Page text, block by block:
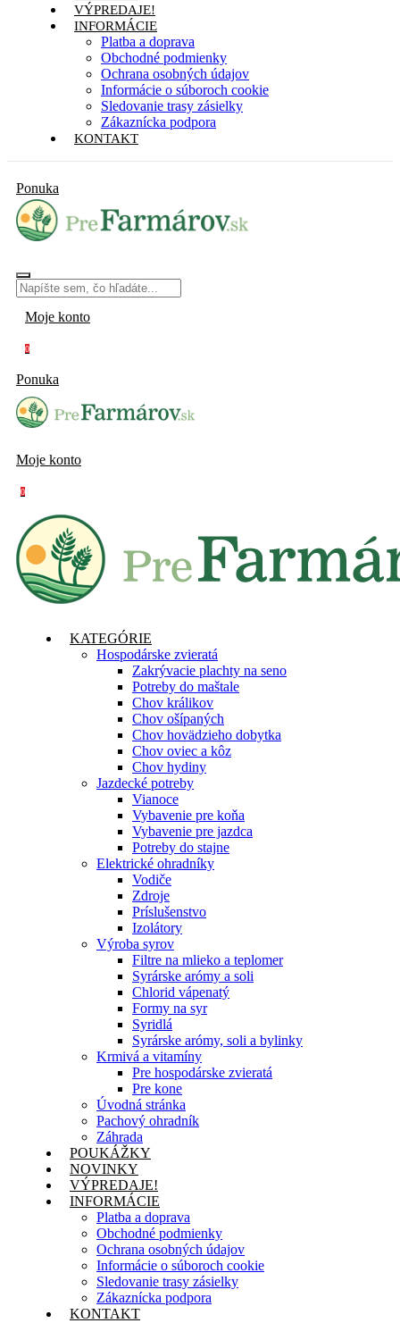
VÝPREDAJE!
INFORMÁCIE
Platba a doprava
Obchodné podmienky
Ochrana osobných údajov
Informácie o súboroch cookie
Sledovanie trasy zásielky
Zákaznícka podpora
KONTAKT
Ponuka
Moje konto
0
Ponuka
Moje konto
0
KATEGÓRIE
Hospodárske zvieratá
Zakrývacie plachty na seno
Potreby do maštale
Chov králikov
Chov ošípaných
Chov hovädzieho dobytka
Chov oviec a kôz
Chov hydiny
Jazdecké potreby
Vianoce
Vybavenie pre koňa
Vybavenie pre jazdca
Potreby do stajne
Elektrické ohradníky
Vodiče
Zdroje
Príslušenstvo
Izolátory
Výroba syrov
Filtre na mlieko a teplomer
Syrárske arómy a soli
Chlorid vápenatý
Formy na syr
Syridlá
Syrárske arómy, soli a bylinky
Krmivá a vitamíny
Pre hospodárske zvieratá
Pre kone
Úvodná stránka
Pachový ohradník
Záhrada
POUKÁŽKY
NOVINKY
VÝPREDAJE!
INFORMÁCIE
Platba a doprava
Obchodné podmienky
Ochrana osobných údajov
Informácie o súboroch cookie
Sledovanie trasy zásielky
Zákaznícka podpora
KONTAKT